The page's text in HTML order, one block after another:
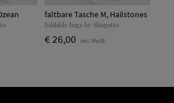
faltbare Tasche M, Hailstones
foldable bags by Shupatto
€ 26,00 inkl. MwSt.